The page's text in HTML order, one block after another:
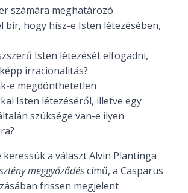
számára meghatározó
bír, hogy hisz-e Isten létezésében,
Isten létezését elfogadni,
irracionalitás?
e megdönthetetlen
Isten létezéséről, illetve egy
szüksége van-e ilyen
keressük a választ Alvin Plantinga
meggyőződéscímű, a Casparus
frissen megjelent